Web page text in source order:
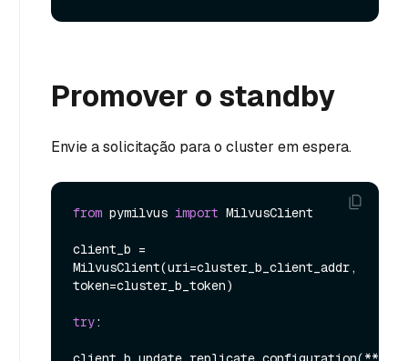
Promover o standby
Envie a solicitação para o cluster em espera.
from pymilvus import MilvusClient
client_b =
MilvusClient(uri=cluster_b_client_addr,
token=cluster_b_token)
try: